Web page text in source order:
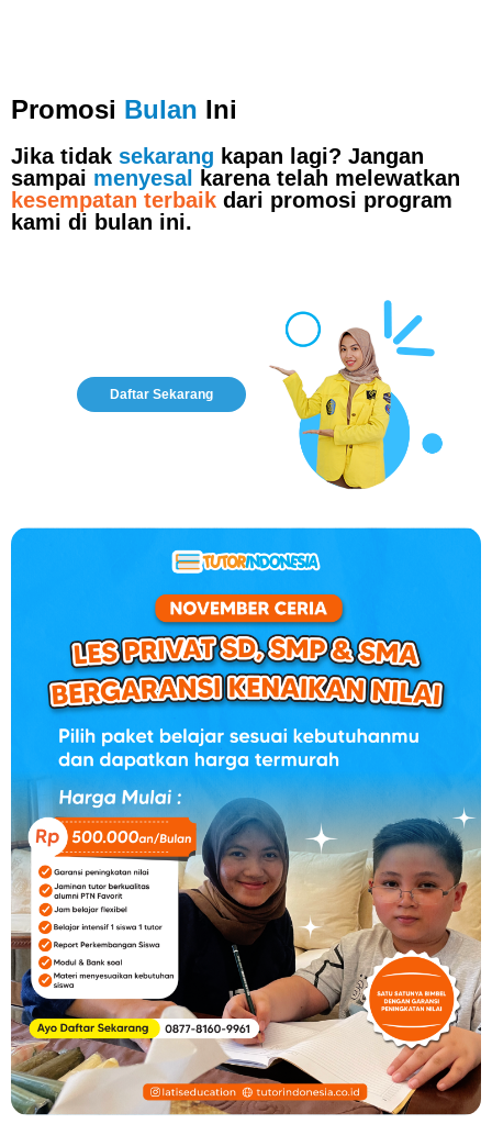
Promosi Bulan Ini
Jika tidak sekarang kapan lagi? Jangan
sampai menyesal
karena telah melewatkan
kesempatan terbaik dari promosi program
kami di bulan ini.
Daftar Sekarang